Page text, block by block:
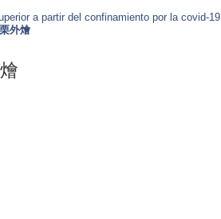
a partir del confinamiento por la covid-19
外燴